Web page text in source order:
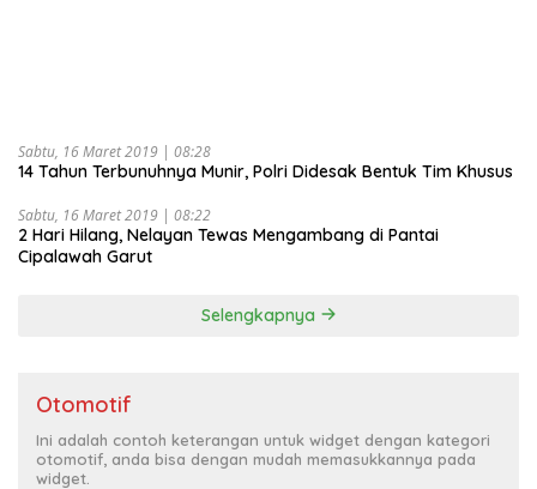
Sabtu, 16 Maret 2019 | 08:28
14 Tahun Terbunuhnya Munir, Polri Didesak Bentuk Tim Khusus
Sabtu, 16 Maret 2019 | 08:22
2 Hari Hilang, Nelayan Tewas Mengambang di Pantai
Cipalawah Garut
Selengkapnya
Otomotif
Ini adalah contoh keterangan untuk widget dengan kategori
otomotif, anda bisa dengan mudah memasukkannya pada
widget.